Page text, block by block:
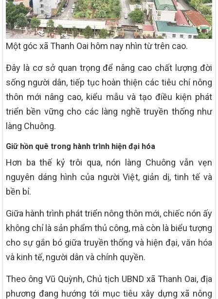
Một góc xã Thanh Oai hôm nay nhìn từ trên cao.
Đây là cơ sở quan trọng để nâng cao chất lượng đời
sống người dân, tiếp tục hoàn thiện các tiêu chí nông
thôn mới nâng cao, kiểu mẫu và tạo điều kiện phát
triển bền vững cho các làng nghề truyền thống như
làng Chuông.
Giữ hồn quê trong hành trình hiện đại hóa
Hơn ba thế kỷ trôi qua, nón làng Chuông vẫn vẹn
nguyên dáng hình của người Việt, giản dị, tinh tế và
bền bỉ.
Giữa hành trình phát triển nông thôn mới, chiếc nón ấy
không chỉ là sản phẩm thủ công, mà còn là biểu tượng
cho sự gắn bó giữa truyền thống và hiện đại, văn hóa
và kinh tế, người dân và chính quyền.
Theo ông Vũ Quỳnh, Chủ tịch UBND xã Thanh Oai, địa
phương đang hướng tới mục tiêu xây dựng xã nông